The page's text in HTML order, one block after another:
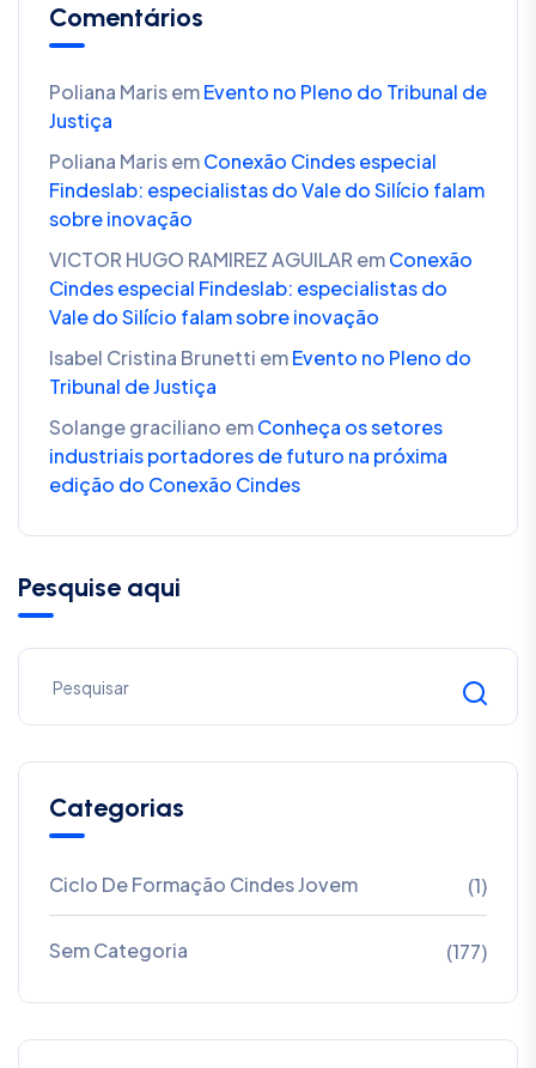
Comentários
Poliana MarisemEvento no Pleno do Tribunal de
Justiça
Poliana MarisemConexão Cindes especial
Findeslab: especialistas do Vale do Silício falam
sobre inovação
VICTOR HUGO RAMIREZ AGUILAR emConexão
Cindes especial Findeslab: especialistas do
Vale do Silício falam sobre inovação
Isabel Cristina Brunetti emEvento no Pleno do
Tribunal de Justiça
Solange graciliano emConheça os setores
industriais portadores de futuro na próxima
edição do Conexão Cindes
Pesquise aqui
Categorias
Ciclo De Formação Cindes Jovem (1)
Sem Categoria (177)